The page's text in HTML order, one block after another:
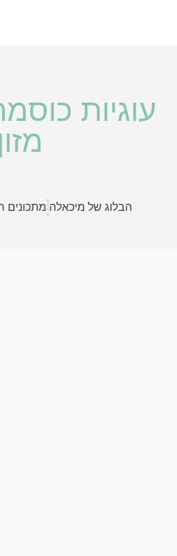
עוגיות
הבלוג של מיכאלה מתכונים